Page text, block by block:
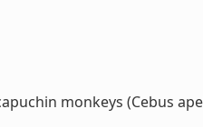
monkeys (Cebus